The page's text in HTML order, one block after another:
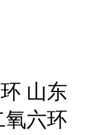
山东
氧六环